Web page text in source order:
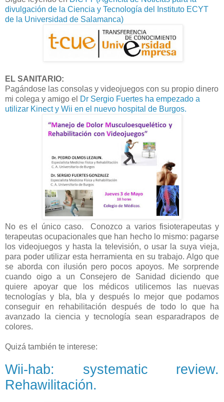
divulgación de la Ciencia y Tecnología del Instituto ECYT
de la Universidad de Salamanca)
EL SANITARIO:
Pagándose las consolas y videojuegos con su propio dinero
mi colega y amigo el Dr Sergio Fuertes ha empezado a
utilizar Kinect y Wii en el nuevo hospital de Burgos.
No es el único caso. Conozco a varios fisioterapeutas y
terapeutas ocupacionales que han hecho lo mismo: pagarse
los videojuegos y hasta la televisión, o usar la suya vieja,
para poder utilizar esta herramienta en su trabajo. Algo que
se aborda con ilusión pero pocos apoyos. Me sorprende
cuando oigo a un Consejero de Sanidad diciendo que
quiere apoyar que los médicos utilicemos las nuevas
tecnologías y bla, bla y después lo mejor que podamos
conseguir en rehabilitación después de todo lo que ha
avanzado la ciencia y tecnología sean esparadrapos de
colores.
Quizá también te interese:
Wii-hab: systematic review.
Rehawilitación.